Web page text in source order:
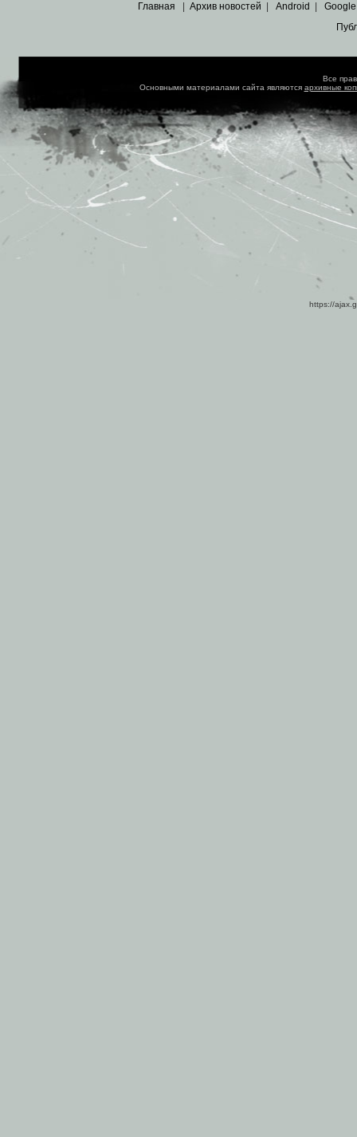
Главная Архив новостей Android Google
Все
Основными материалами сайта являются архивные
https://